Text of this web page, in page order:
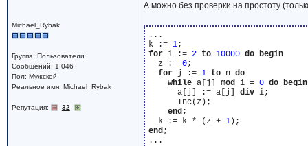
Michael_Rybak
Группа: Пользователи
Сообщений: 1 046
Пол: Мужской
Реальное имя: Michael_Rybak
Репутация: 32
А можно без проверки на простоту
...
k := 1
for i := 2 to 10000 do begin
  z :=
0;
for j := 1 to n do
while a[j] mod i = 0 do begin
      a[j] := a[j]
div i;
      Inc(z);
end;
  k := k * (z +
1
end;
...